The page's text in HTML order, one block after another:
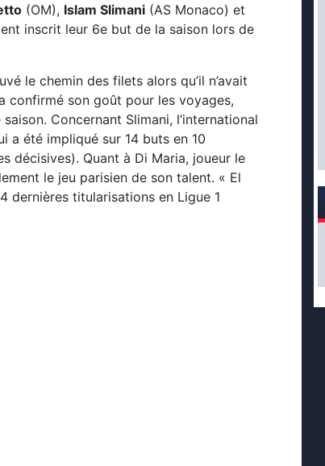
(OM), Islam Slimani (AS Monaco) et
inscrit leur 6e but de la saison lors de
le chemin des filets alors qu’il n’avait
confirmé son goût pour les voyages,
Concernant Slimani, l’international
a été impliqué sur 14 buts en 10
décisives). Quant à Di Maria, joueur le
le jeu parisien de son talent. « El
dernières titularisations en Ligue 1